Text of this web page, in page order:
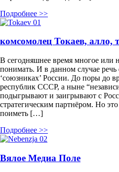
Подробнее >>
комсомолец Токаев, алло,
В сегодняшнее время многое или
понимать. И в данном случае
‘союзниках’ России. До поры до
республик СССР, а ныне
подыгрывают и заигрывают с
стратегическим партнёром. Но
поиметь […]
Подробнее >>
Вялое Медиа Поле